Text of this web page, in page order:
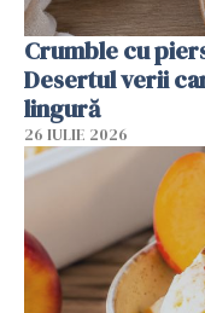
Crumble cu
Desertul verii
lingură
26 IULIE 2026